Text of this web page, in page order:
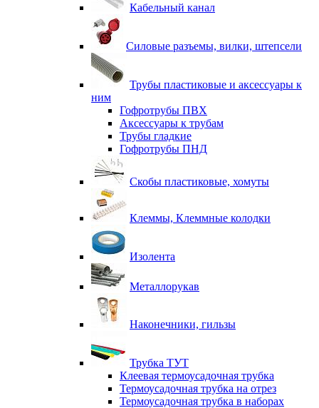
Кабельный канал
Силовые разъемы, вилки, штепсели
Трубы пластиковые и аксессуары к
ним
Гофротрубы ПВХ
Аксессуары к трубам
Трубы гладкие
Гофротрубы ПНД
Скобы пластиковые, хомуты
Клеммы, Клеммные колодки
Изолента
Металлорукав
Наконечники, гильзы
Трубка ТУТ
Клеевая термоусадочная трубка
Термоусадочная трубка на отрез
Термоусадочная трубка в наборах